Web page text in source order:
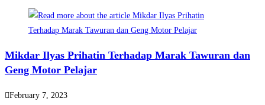
Mikdar Ilyas Prihatin Terhadap Marak Tawuran dan
Geng Motor Pelajar
February 7, 2023